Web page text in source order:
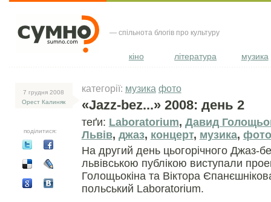
— спільнота блогів про культуру
кіно література музика
7 грудня 2008
Орест Калиняк
поділитися:
категорії: музика фото
«Jazz-bez...» 2008: день 2
теґи: Laboratorium, Давид
Львів, джаз, концерт, музика, фото
На другий день цьогорічного Джаз-
львівською публікою виступали
Голощьокіна та Віктора
польський Laboratorium.